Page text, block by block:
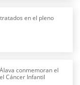
en el pleno
conmemoran el
Cáncer Infantil